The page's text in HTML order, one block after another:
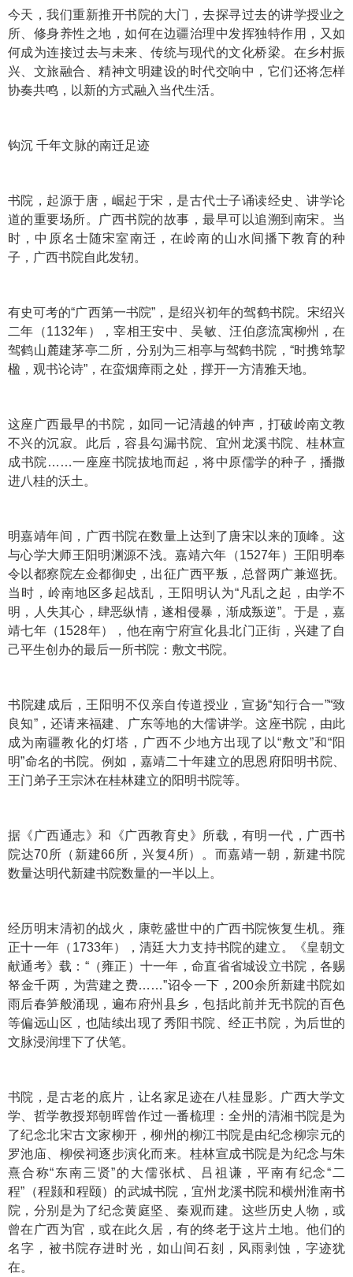
今天，我们重新推开书院的大门，去探寻过去的讲学授业之
所、修身养性之地，如何在边疆治理中发挥独特作用，又如
何成为连接过去与未来、传统与现代的文化桥梁。在乡村振
兴、文旅融合、精神文明建设的时代交响中，它们还将怎样
协奏共鸣，以新的方式融入当代生活。
钩沉 千年文脉的南迁足迹
书院，起源于唐，崛起于宋，是古代士子诵读经史、讲学论
道的重要场所。广西书院的故事，最早可以追溯到南宋。当
时，中原名士随宋室南迁，在岭南的山水间播下教育的种
子，广西书院自此发轫。
有史可考的“广西第一书院”，是绍兴初年的驾鹤书院。宋绍兴
二年（1132年），宰相王安中、吴敏、汪伯彦流寓柳州，在
驾鹤山麓建茅亭二所，分别为三相亭与驾鹤书院，“时携筇挈
楹，观书论诗”，在蛮烟瘴雨之处，撑开一方清雅天地。
这座广西最早的书院，如同一记清越的钟声，打破岭南文教
不兴的沉寂。此后，容县勾漏书院、宜州龙溪书院、桂林宣
成书院……一座座书院拔地而起，将中原儒学的种子，播撒
进八桂的沃土。
明嘉靖年间，广西书院在数量上达到了唐宋以来的顶峰。这
与心学大师王阳明渊源不浅。嘉靖六年（1527年）王阳明奉
令以都察院左佥都御史，出征广西平叛，总督两广兼巡抚。
当时，岭南地区多起战乱，王阳明认为“凡乱之起，由学不
明，人失其心，肆恶纵情，遂相侵暴，渐成叛逆”。于是，嘉
靖七年（1528年），他在南宁府宣化县北门正街，兴建了自
己平生创办的最后一所书院：敷文书院。
书院建成后，王阳明不仅亲自传道授业，宣扬“知行合一”“致
良知”，还请来福建、广东等地的大儒讲学。这座书院，由此
成为南疆教化的灯塔，广西不少地方出现了以“敷文”和“阳
明”命名的书院。例如，嘉靖二十年建立的思恩府阳明书院、
王门弟子王宗沐在桂林建立的阳明书院等。
据《广西通志》和《广西教育史》所载，有明一代，广西书
院达70所（新建66所，兴复4所）。而嘉靖一朝，新建书院
数量达明代新建书院数量的一半以上。
经历明末清初的战火，康乾盛世中的广西书院恢复生机。雍
正十一年（1733年），清廷大力支持书院的建立。《皇朝文
献通考》载：“（雍正）十一年，命直省省城设立书院，各赐
帑金千两，为营建之费……”诏令一下，200余所新建书院如
雨后春笋般涌现，遍布府州县乡，包括此前并无书院的百色
等偏远山区，也陆续出现了秀阳书院、经正书院，为后世的
文脉浸润埋下了伏笔。
书院，是古老的底片，让名家足迹在八桂显影。广西大学文
学、哲学教授郑朝晖曾作过一番梳理：全州的清湘书院是为
了纪念北宋古文家柳开，柳州的柳江书院是由纪念柳宗元的
罗池庙、柳侯祠逐步演化而来。桂林宣成书院是为纪念与朱
熹合称“东南三贤”的大儒张栻、吕祖谦，平南有纪念“二
程”（程颢和程颐）的武城书院，宜州龙溪书院和横州淮南书
院，分别是为了纪念黄庭坚、秦观而建。这些历史人物，或
曾在广西为官，或在此久居，有的终老于这片土地。他们的
名字，被书院存进时光，如山间石刻，风雨剥蚀，字迹犹
在。